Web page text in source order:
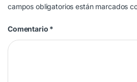
campos obligatorios están marcados
Comentario *